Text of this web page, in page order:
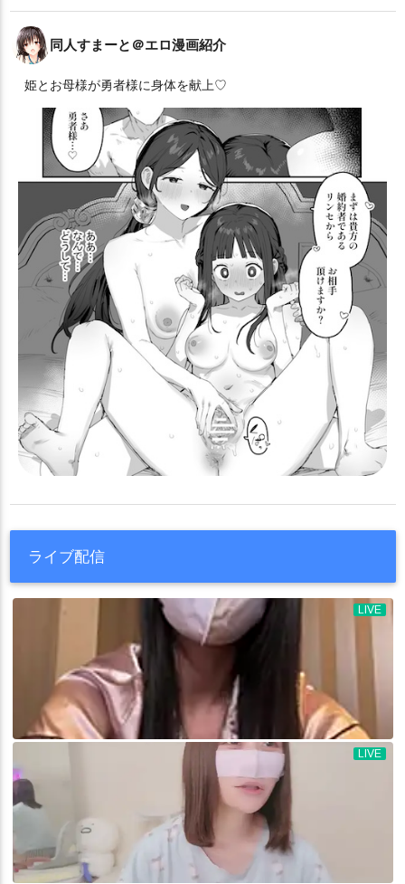
同人すまーと＠エロ漫画紹介
姫とお母様が勇者様に身体を献上♡
ライブ配信